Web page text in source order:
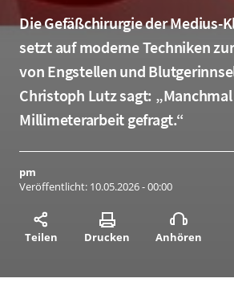
Die Gefäßchirurgie der Medius-
setzt auf moderne Techniken
von Engstellen und
Christoph Lutz sagt:
Millimeterarbeit gefragt.“
pm
Veröffentlicht: 10.05.2026 - 00:00
Teilen Drucken Anhören